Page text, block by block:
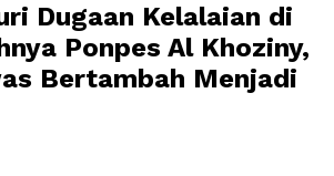
Dugaan Kelalaian di
Ponpes Al Khoziny,
Bertambah Menjadi